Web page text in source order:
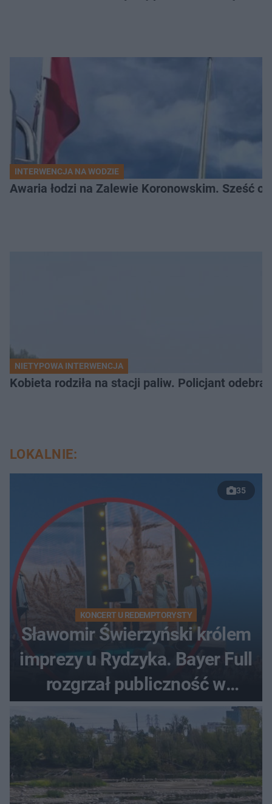
INTERWENCJA NA WODZIE
Awaria łodzi na Zalewie Koronowskim. Sześć
NIETYPOWA INTERWENCJA
Kobieta rodziła na stacji paliw. Policjant
LOKALNIE:
35
KONCERT U REDEMPTORYSTY
Sławomir Świerzyński królem
imprezy u Rydzyka. Bayer Full
rozgrzał publiczność w
Toruniu